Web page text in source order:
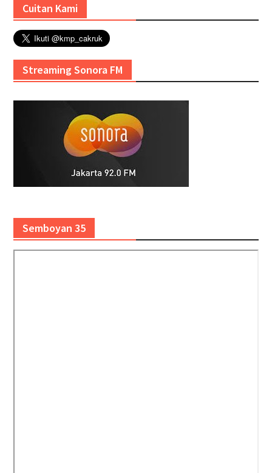
Cuitan Kami
Streaming Sonora FM
Semboyan 35